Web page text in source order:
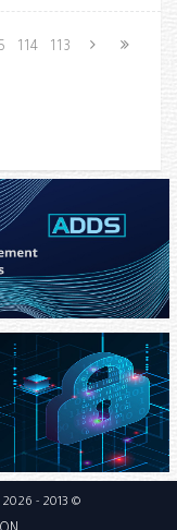
113
114
© 2013 - 2026 جميع الحقوق محفوظة